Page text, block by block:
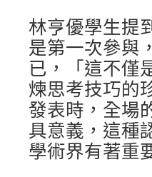
林亨優學生提
是第一次參與
已，「這不僅
煉思考技巧的
發表時，全場
具意義，這種
學術界有著重